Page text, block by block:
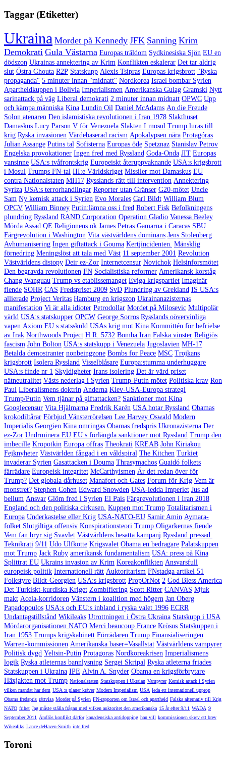
Taggar (Etiketter)
Ukraina Mordet på Kennedy JFK Sanning Krim
Demokrati Gula Västarna Europas träldom Sydkinesiska Sjön EU en
dödszon Ukrainas annektering av Krim Konflikten eskalerar Det tar aldrig
slut Östra Ghouta R2P Statskupp Alexis Tsipras Europas krigsbrott "Ryska
propaganda" 5 minuter innan "midnatt" Nordkorea Israel bombar Syrien
Apartheidkuppen i Bolivia Imperialismen Amerikanska Gulag Gramski Nytt
sarinattack på väg Liberal demokrati 2 minuter innan midnatt OPWC Upp
och kämpa människa Kina Lundin Oil Daniel McAdams An die Freude
Solon atenaren Den islamistiska revolutionen i Iran 1978 Slakthuset
Damaskus Lucy Parson V för Venezuela Slakten I mosul Trump luras till
krig Ryska invasionen Värdebaserad racism Apokalypsen nära Protagóras
Julian Assange Putins tal Sofisterna Europas öde Spetznaz Stanislav Petrov
Engelska provokationer Ingen fred med Ryssland Goda-Onda JIT Europas
vansinne USA:s tvåfrontskrig Europeiskt återuppvaknande USA:s krigsbrott
i Mosul Trumps FN-tal III:e Världskriget Missiler mot Damaskus EU
contra Nationalstaten MH17 Rysslands rätt till intervention Annektering
Syriza USA:s terrorhandlingar Reporter utan Gränser G20-mötet Uncle
Sam Ny kemisk attack i Syrien Evo Morales Carl Bildt William Blum
OPCV William Binney Putin:lämna oss i fred Robert Fisk Befolkningens
plundring Ryssland RAND Corporation Operation Gladio Vanessa Beeley
Mörda Assad QE Religionens ok James Petras Gamarna i Caracas SBU
Färgrevolution i Washington Vita västvärldens dominans Jens Stolenberg
Avhumanisering Ingen giftattack i Gouma Kertjincidenten. Mänsklig
förnedring Meningslöst att tala med Väst 11 september 2001 Revolution
Västvärldens distopy Deir ez-Zor Internetcensur Novichok Helsinforsmötet
Den begravda revolutionen FN Socialistiska reformer Amerikansk korståg
Chang Wanguau Trump vs etablissemanget Eviga krigspartiet Imaginär
fiende SOHR CAS Fredspriset 2009 SvD Plundring av Grekland IS USA:s
allierade Project Veritas Hamburg en krigszon Ukrainanazisternas
manifestation Vi är alla idioter Petrodollar Mordet på Milosevic Multipolär
värld USA:s statskupper OPCW George Sorros Rysslands oövervinliga
vapen Axiom EU:s statsskuld USAs krig mot Kina Kommittén för befrielse
av Irak Northwoods Project H.R. 5732 Bomba Iran Falska vinster Religiös
fascism John Bolton USA:s statskupp i Venezuela Jugoslavien MH-17
Betalda demostranter nonbeingzone Bombs for Peace MSC Trojkans
krigsbrott Isolera Ryssland Visselblåsare Europa:stumma underhuggare
USA:s finde nr 1 Skyldigheter Irans isolering Det är värd priset
nätneutralitet Västs nederlag i Syrien Trump-Putin mötet Politiska krav Ron
Paul Liberalismens doktrin Anderna Kiev-USA-Europa strategi
Trump/Putin Vem tjänar på giftattacken? Sanktioner mot Kina
Googlecensur Vita Hjälmarna Fredrik Karén USA hotar Ryssland Obamas
krokodiltårar Förbjud Vänsterrörelsen Lee Harvey Oswald Modern
Imperialis Georgien Kina omringas Obamas fredspris Ukronazisterna Der
ez-Zor Undrminera EU EU:s förlängda sanktioner mot Ryssland Trump den
imbecille Kropotkin Europa offras Theokrati KREAB John Kiriakou
Fejknyheter Västvärlden fångad i en våldspiral The Kitchen Turkiet
invaderar Syrien Gasattacken i Douma Thrasymachos Guaidó folkets
färrädare Europeisk integritet McCarthyismen Är det redan över för
Trump? Det globala dårhuset Manafort och Gates Forum för Krig Vem är
monstret? Stephen Cohen Edward Snowden USA-ledda Imperiet Jus ad
bellum Ansvar Glöm fred i Syrien El Pais Färgrevolutionen i Iran 2018
England och den politiska cirkusen. Kuppen mot Trump Totalitarismen i
Europa Underkastelse eller Krig USA-NATO-EU Samir Amin Aymara-
folket Slutgiltiga offensiv Konspirationsteori Trump Oligarkernas fiende
Vem fan bryr sig Svavlet Västvärldens besatta kampanj Ryssland pressad.
Teknikrati 9/11 Udo Ulfkotte Krigsvalet Obama en bedragare Palatskuppen
mot Trump Jack Ruby amerikansk fundamentalism USA: press på Kina
Splittrat EU Ukrains invasion av Krim Koreakonflikten Ansvarsfull
europeisk politik Internationell rätt Auktoritarism FNstadga artikel 51
Folkstyre Bildt-Georgien USA:s krigsbrott PropOrNot 2 God Bless America
Det Turkiskt-kurdiska Kriget Zombifiering Scott Ritter CANVAS Mjuk
makt Acela-korridoren Vänstern i koalition med högern Jan Öberg
Papadopoulos USA:s och EU:s inbland i ryska valet 1996 ECRR
Undantagstillstånd Wikileaks Utrottningen i Östra Ukraina Statskupp i USA
Mördarorganisationen NATO Merci beaucoup France Krösus Statskuppen i
Iran 1953 Trumps krigskabinett Förrädaren Trump Finansialiseringen
Warren-kommissionen Amerikanska baser=Vasallstat Västvärldens vampyrer
Politisk dygd Yeltsin-Putin Protagoras Nordkoreakrisen Imperialismens
logik Ryska atleternas bannlysning Sergei Skripal Ryska atleterna friades
Statskuppen i Ukraina IPE Alvin A. Snyder Obama en krigsförbrytare
Häxjakten mot Trump Nationalstaten Statskuppen i Ukraian Vampyrer Kemisk attack i Syrien
vilken mandat har dem USA :s planer kräver Modern Imperialism USA leda ett internationell upprop
Obams fredspris rättvisa Morder på Syrien FN-rapporten om Israel och apartheid Falska alternativ till Krig
NATO frihet Jag måste ställa frågan med vilken auktoritet den amerikanska 15 år efter 9/11 WADA 9
September 2011
Ändlös konflikt därför kanadensiska antidopping han vill kommissionen skrev ett brev
Wikealiks Lance deHaven-Smith inte fred
Toroni